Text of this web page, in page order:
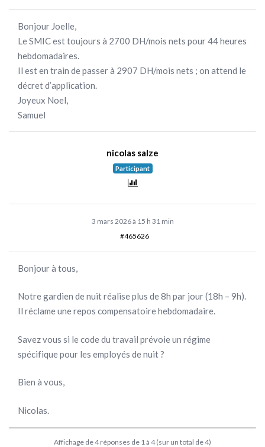
Bonjour Joelle,
Le SMIC est toujours à 2700 DH/mois nets pour 44 heures
hebdomadaires.
Il est en train de passer à 2907 DH/mois nets ; on attend le
décret d’application.
Joyeux Noel,
Samuel
nicolas salze
Participant
3 mars 2026 à 15 h 31 min
#465626
Bonjour à tous,
Notre gardien de nuit réalise plus de 8h par jour (18h – 9h).
Il réclame une repos compensatoire hebdomadaire.
Savez vous si le code du travail prévoie un régime
spécifique pour les employés de nuit ?
Bien à vous,
Nicolas.
Affichage de 4 réponses de 1 à 4 (sur un total de 4)